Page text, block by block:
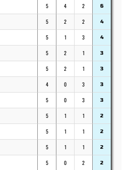
5 4 2 6
5 2 2 4
5 1 3 4
5 2 1 3
5 2 1 3
4 0 3 3
5 0 3 3
5 1 1 2
5 1 1 2
5 1 1 2
5 0 2 2